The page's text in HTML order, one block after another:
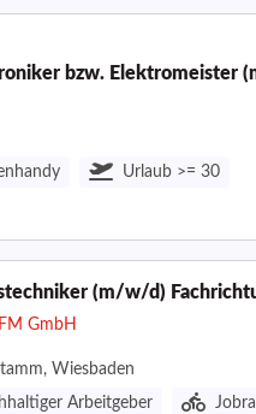
bzw. Elektromeister
Urlaub >= 30
(m/w/d)
GmbH
Wiesbaden
Arbeitgeber